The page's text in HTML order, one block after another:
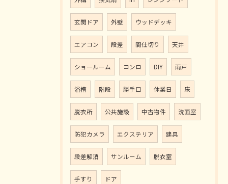
玄関ドア 外壁 ウッドデッキ
エアコン 段差 間仕切り 天井
ショールーム コンロ DIY 雨戸
浴槽 階段 勝手口 休業日 床
脱衣所 公共施設 中古物件 洗面室
防犯カメラ エクステリア 建具
段差解消 サンルーム 脱衣室
手すり ドア